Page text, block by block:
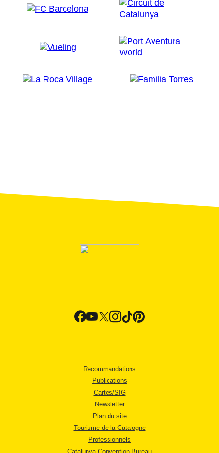
Recommandations
Publications
Cartes/SIG
Newsletter
Plan du site
Tourisme de la Catalogne
Professionnels
Catalunya Convention Bureau